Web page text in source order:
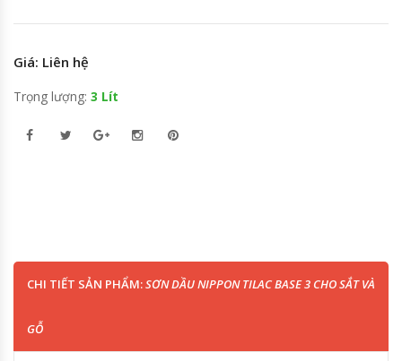
Giá: Liên hệ
Trọng lượng: 3 Lít
CHI TIẾT SẢN PHẨM:SƠN DẦU NIPPON TILAC BASE 3 CHO SẮT VÀ
GỖ